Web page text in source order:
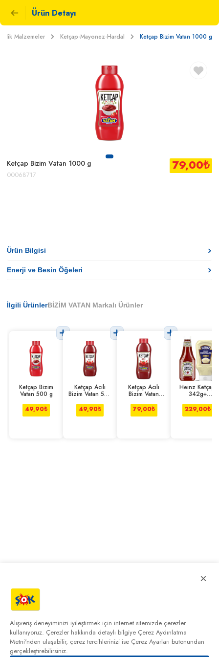
Ürün Detayı
Malzemeler Ketçap-Mayonez-Hardal Ketçap Bizim Vatan 1000 g
Ketçap Bizim Vatan 1000 g
00068717
79,00₺
Ürün Bilgisi
Enerji ve Besin Öğeleri
İlgili ÜrünlerBİZİM VATAN Markalı Ürünler
Ketçap Bizim
Vatan 500 g
49,90₺
Ketçap Acılı
Bizim Vatan 500
49,90₺
Ketçap Acılı
Bizim Vatan
79,00₺
Heinz Ketçap
342g+
İkili Set
229,00₺
×
Alışveriş deneyiminizi iyileştirmek için internet sitemizde çerezler
kullanıyoruz. Çerezler hakkında detaylı bilgiye Çerez Aydınlatma
Metni'nden ulaşabilir, çerez tercihlerinizi ise Çerez Ayarları butonundan
gerçekleştirebilirsiniz.